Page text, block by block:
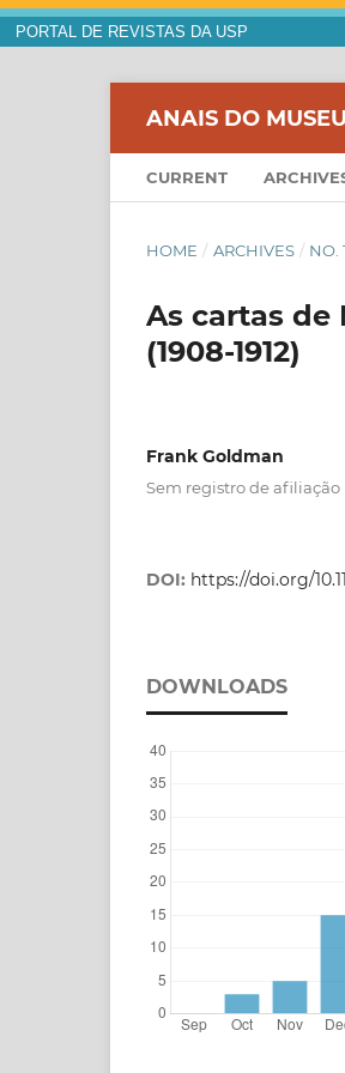
PORTAL DE REVISTAS DA USP
ANAIS DO
CURRENT
HOME / ARCHIVES / NO.
As cartas de
(1908-1912)
Frank Goldman
Sem registro de afiliação
DOI: https://doi.org/
DOWNLOADS